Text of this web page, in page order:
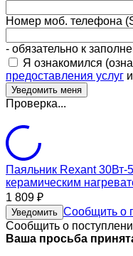
Номер моб. телефона
- обязательно к
Я ознакомился
предоставления услуг
Проверка...
Паяльник Rexant 30Вт-
керамическим
1 809 ₽
Уведомить Сообщить о
Сообщить о
Ваша просьба